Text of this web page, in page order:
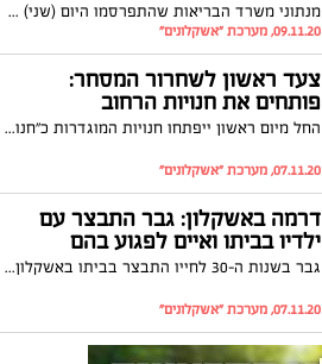
מנתוני משרד הבריאות שהתפרסמו היום (שני) עולה כי המרכז הרפואי ברזילי מוביל ארצי במדדי האיכות הלאומיים. אחד המדדים בהם השתפר ביותר בית החולים הוא באיכות הטיפול שהוא מעניק בעת אירועי שבץ מוחי
09.11.20, מערכת "אשקלונים"
צעד ראשון לשחרור המסחר:
פותחים את חנויות הרחוב
החל מיום ראשון ייפתחו חנויות המוגדרות כ"חנויות רחוב". איזה חנויות ייפתחו ובאילו תנאים
07.11.20, מערכת "אשקלונים"
דרמה באשקלון: גבר התבצר עם
ילדיו בביתו ואיים לפגוע בהם
גבר בשנות ה-30 לחייו התבצר בביתו באשקלון ואיים לפגוע בילדיו הקטנים. שוטרי תחנת אשקלון פרצו לבית והוציאו את הילדים ללא פגע. הטא נעצר וילדיו הועברו לחזקת בני משפחתם
07.11.20, מערכת "אשקלונים"